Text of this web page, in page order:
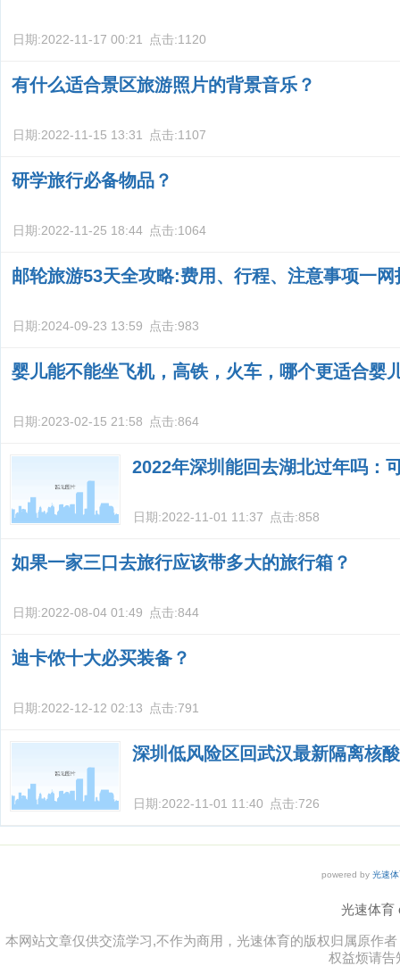
日期:2022-11-17 00:21 点击:1120
有什么适合景区旅游照片的背景音乐？
日期:2022-11-15 13:31 点击:1107
研学旅行必备物品？
日期:2022-11-25 18:44 点击:1064
邮轮旅游53天全攻略:费用、行程、注意事项一网
日期:2024-09-23 13:59 点击:983
婴儿能不能坐飞机，高铁，火车，哪个更适合婴
日期:2023-02-15 21:58 点击:864
2022年深圳能回去湖北过年吗：
日期:2022-11-01 11:37 点击:858
如果一家三口去旅行应该带多大的旅行箱？
日期:2022-08-04 01:49 点击:844
迪卡侬十大必买装备？
日期:2022-12-12 02:13 点击:791
深圳低风险区回武汉最新隔离核
日期:2022-11-01 11:40 点击:726
powered by 光速
光速体育
本网站文章仅供交流学习,不作为商用，光速体育的版权归属原作
权益烦请告